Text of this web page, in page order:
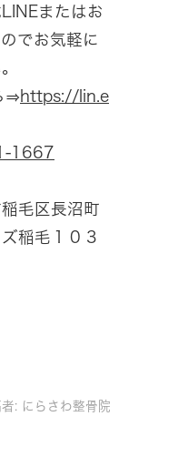
またはお
でお気軽に
⇒https://lin.e
1667
毛区長沼町
稲毛１０３
: にらさわ整骨院